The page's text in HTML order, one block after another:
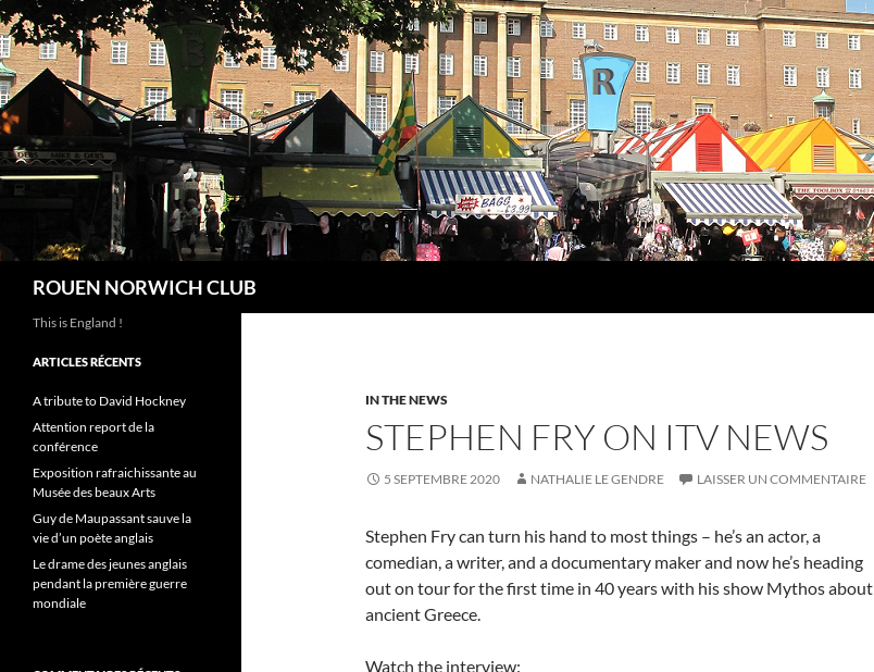
Aller
au
contenu
ROUEN NORWICH CLUB
IN THE NEWS
STEPHEN FRY ON ITV NEWS
5 SEPTEMBRE 2020 NATHALIE LE GENDRE LAISSER UN COMMENTAIRE
Stephen Fry can turn his hand to most things – he’s an actor, a
comedian, a writer, and a documentary maker and now he’s heading
out on tour for the first time in 40 years with his show Mythos about
ancient Greece.
Watch the interview:
This is England !
ARTICLES RÉCENTS
A tribute to David Hockney
Attention report de la
conférence
Exposition rafraichissante au
Musée des beaux Arts
Guy de Maupassant sauve la
vie d’un poète anglais
Le drame des jeunes anglais
pendant la première guerre
mondiale